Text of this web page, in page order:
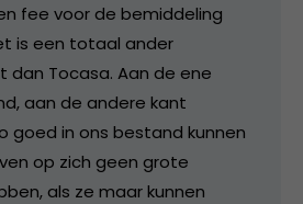
fee voor de bemiddeling
is een totaal ander
dan Tocasa. Aan de ene
aan de andere kant
goed in ons bestand kunnen
op zich geen grote
als ze maar kunnen